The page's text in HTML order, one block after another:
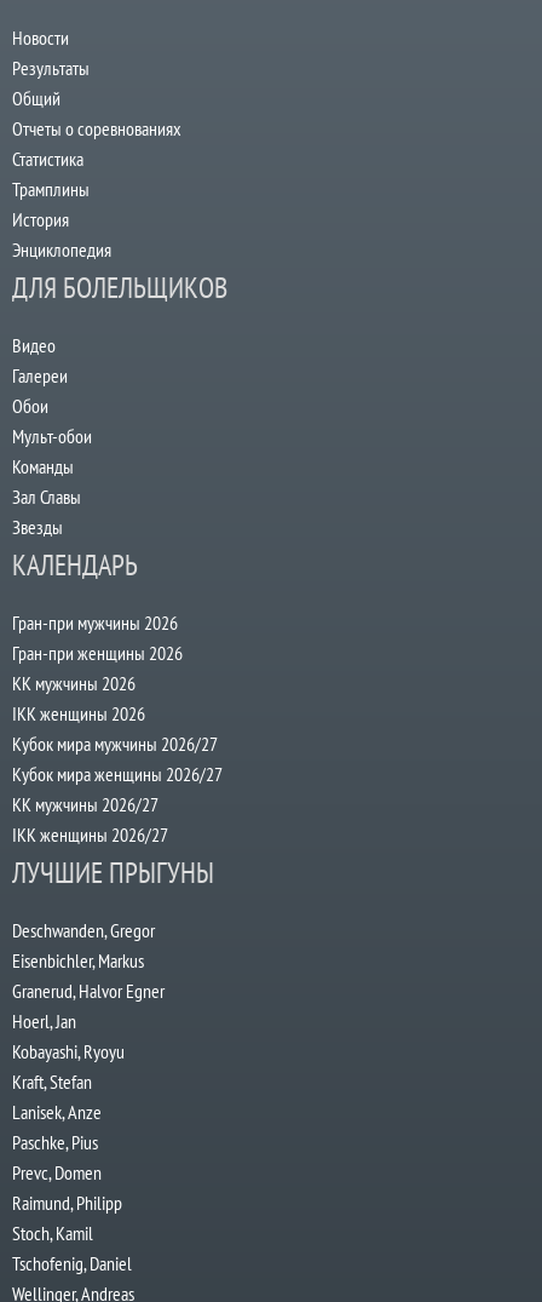
Новости
Результаты
Общий
Отчеты о соревнованиях
Статистика
Трамплины
История
Энциклопедия
ДЛЯ БОЛЕЛЬЩИКОВ
Видео
Галереи
Обои
Мульт-обои
Команды
Зал Славы
Звезды
КАЛЕНДАРЬ
Гран-при мужчины 2026
Гран-при женщины 2026
КК мужчины 2026
IKK женщины 2026
Кубок мира мужчины 2026/27
Кубок мира женщины 2026/27
КК мужчины 2026/27
IKK женщины 2026/27
ЛУЧШИЕ ПРЫГУНЫ
Deschwanden, Gregor
Eisenbichler, Markus
Granerud, Halvor Egner
Hoerl, Jan
Kobayashi, Ryoyu
Kraft, Stefan
Lanisek, Anze
Paschke, Pius
Prevc, Domen
Raimund, Philipp
Stoch, Kamil
Tschofenig, Daniel
Wellinger, Andreas